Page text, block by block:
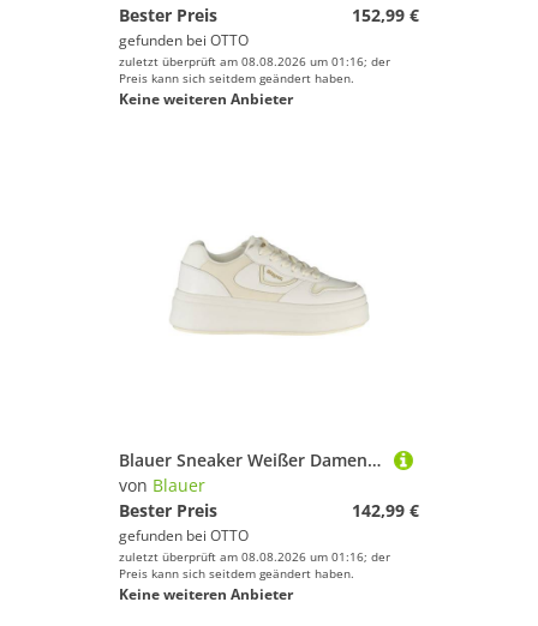
Bester Preis
152,99 €
gefunden bei OTTO
zuletzt überprüft am 08.08.2026 um 01:16; der
Preis kann sich seitdem geändert haben.
Keine weiteren Anbieter
Blauer Sneaker Weißer Damensportschuh mit kontrastierenden
von Blauer
Bester Preis
142,99 €
gefunden bei OTTO
zuletzt überprüft am 08.08.2026 um 01:16; der
Preis kann sich seitdem geändert haben.
Keine weiteren Anbieter